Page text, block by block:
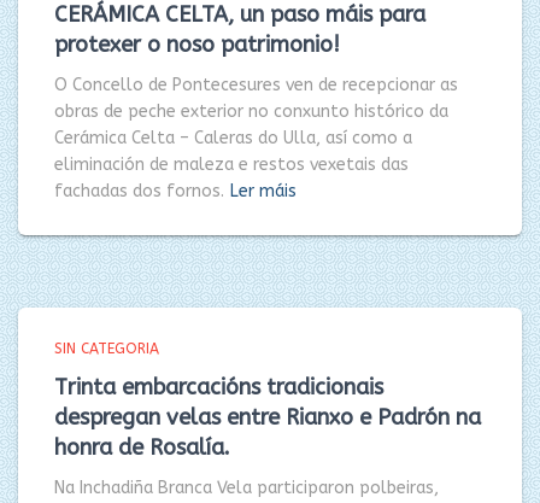
CERÁMICA CELTA, un paso máis para
protexer o noso patrimonio!
O Concello de Pontecesures ven de recepcionar as
obras de peche exterior no conxunto histórico da
Cerámica Celta – Caleras do Ulla, así como a
eliminación de maleza e restos vexetais das
fachadas dos fornos. Ler máis
SIN CATEGORIA
Trinta embarcacións tradicionais
despregan velas entre Rianxo e Padrón na
honra de Rosalía.
Na Inchadiña Branca Vela participaron polbeiras,